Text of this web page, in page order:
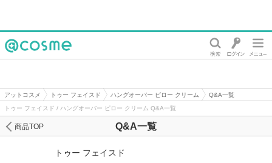
アットコスメ トゥー フェイスド ハングオーバー ピロー クリーム
Q&A一覧
トゥー フェイスド / ハングオーバー ピロー クリーム Q&A一覧
Q&A一覧
商品TOP
トゥー フェイスド